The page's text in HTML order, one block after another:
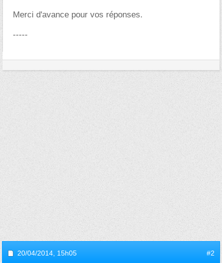
Merci d'avance pour vos réponses.
-----
20/04/2014, 15h05 #2